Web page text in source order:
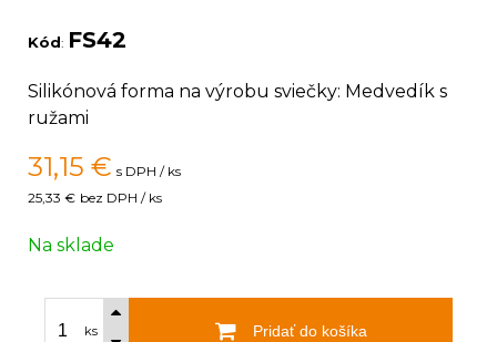
Kód: FS42
Silikónová forma na výrobu sviečky: Medvedík s
ružami
31,15 € s DPH / ks
25,33 € bez DPH / ks
Na sklade
ks Pridať do košíka